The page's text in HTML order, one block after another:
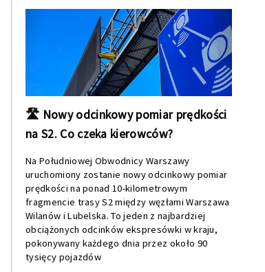
🛣️ Nowy odcinkowy pomiar prędkości
na S2. Co czeka kierowców?
Na Południowej Obwodnicy Warszawy
uruchomiony zostanie nowy odcinkowy pomiar
prędkości na ponad 10-kilometrowym
fragmencie trasy S2 między węzłami Warszawa
Wilanów i Lubelska. To jeden z najbardziej
obciążonych odcinków ekspresówki w kraju,
pokonywany każdego dnia przez około 90
tysięcy pojazdów